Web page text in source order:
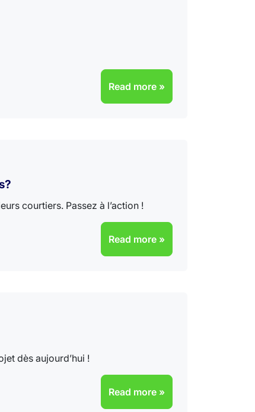
Read more »
courtiers. Passez à l’action !
Read more »
dès aujourd’hui !
Read more »